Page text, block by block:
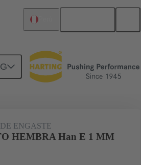
09 33 000 6205
ENGASTE
HEMBRA Han E 1 MM